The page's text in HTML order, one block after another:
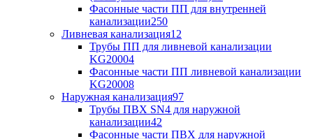
Фасонные части ПП для внутренней
канализации250
Ливневая канализация12
Трубы ПП для ливневой канализации
KG20004
Фасонные части ПП ливневой канализации
KG20008
Наружная канализация97
Трубы ПВХ SN4 для наружной
канализации42
Фасонные части ПВХ для наружной